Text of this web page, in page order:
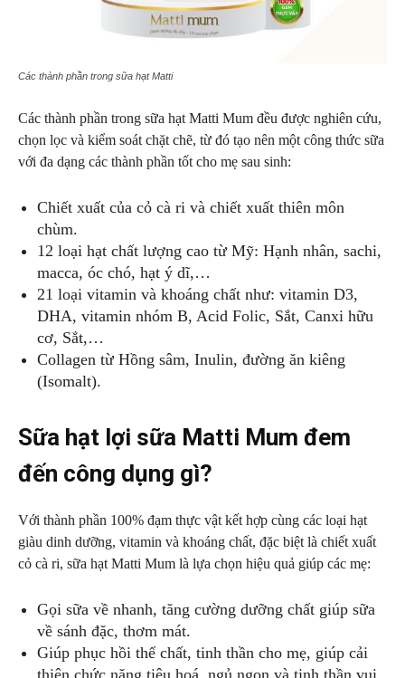
Các thành phần trong sữa hạt Matti
Các thành phần trong sữa hạt Matti Mum đều được nghiên cứu,
chọn lọc và kiểm soát chặt chẽ, từ đó tạo nên một công thức sữa
với đa dạng các thành phần tốt cho mẹ sau sinh:
Chiết xuất của cỏ cà ri và chiết xuất thiên môn
chùm.
12 loại hạt chất lượng cao từ Mỹ: Hạnh nhân, sachi,
macca, óc chó, hạt ý dĩ,…
21 loại vitamin và khoáng chất như: vitamin D3,
DHA, vitamin nhóm B, Acid Folic, Sắt, Canxi hữu
cơ, Sắt,…
Collagen từ Hồng sâm, Inulin, đường ăn kiêng
(Isomalt).
Sữa hạt lợi sữa Matti Mum đem
đến công dụng gì?
Với thành phần 100% đạm thực vật kết hợp cùng các loại hạt
giàu dinh dưỡng, vitamin và khoáng chất, đặc biệt là chiết xuất
cỏ cà ri, sữa hạt Matti Mum là lựa chọn hiệu quả giúp các mẹ:
Gọi sữa về nhanh, tăng cường dưỡng chất giúp sữa
về sánh đặc, thơm mát.
Giúp phục hồi thể chất, tinh thần cho mẹ, giúp cải
thiện chức năng tiêu hoá, ngủ ngon và tinh thần vui